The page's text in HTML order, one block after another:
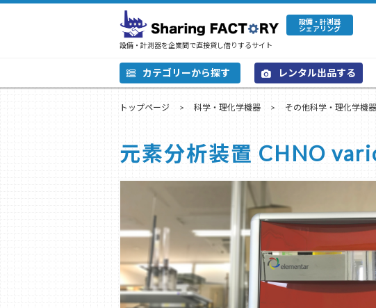
設備・計測器
シェアリング
設備・計測器を企業間で直接貸し借りするサイト
カテゴリーから探す レンタル出品する
トップページ 科学・理化学機器 その他科学・理化学機器
元素分析装置 CHNO